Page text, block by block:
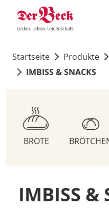
Startseite Produkte
IMBISS & SNACKS
BROTE
IMBISS &